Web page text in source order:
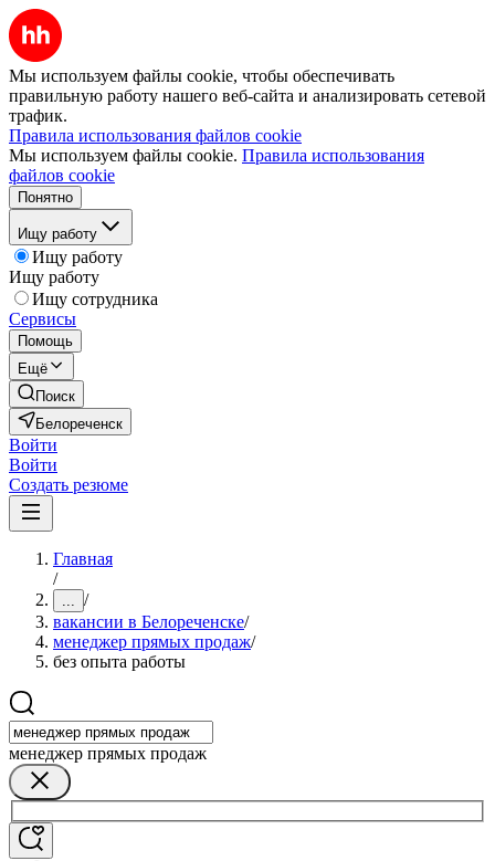
Мы используем файлы cookie, чтобы обеспечивать
правильную работу нашего веб-сайта и анализировать сетевой
трафик.
Правила использования файлов cookie
Мы используем файлы cookie. Правила использования
файлов cookie
Понятно
Ищу работу
Ищу работу
Ищу работу
Ищу сотрудника
Сервисы
Помощь
Ещё
Поиск
Белореченск
Войти
Войти
Создать резюме
Главная
/
... /
вакансии в Белореченске/
менеджер прямых продаж/
без опыта работы
менеджер прямых продаж